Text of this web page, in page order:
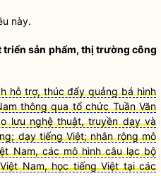
này.
triển sản phẩm, thị trường công
hỗ trợ, thúc đẩy quảng bá hình
thông qua tổ chức Tuần Văn
lưu nghệ thuật, truyền dạy và
dạy tiếng Việt; nhân rộng mô
Nam, các mô hình câu lạc bộ
Nam, học tiếng Việt tại các